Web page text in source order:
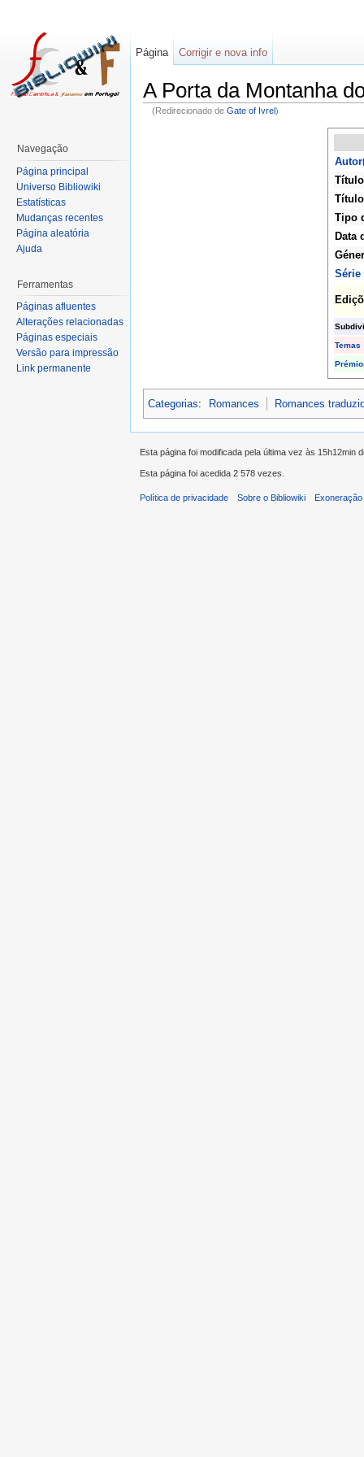
A Porta da Montanha
(Redirecionado de Gate of Ivrel)
Tipo
Data
Série
Temas
Categorias: Romances Romances
Página Corrigir e nova info
Navegação
Página principal
Universo Bibliowiki
Estatísticas
Mudanças recentes
Página aleatória
Ajuda
Ferramentas
Páginas afluentes
Alterações relacionadas
Páginas especiais
Versão para impressão
Link permanente
Esta página foi modificada pela última vez às 15h12min
Esta página foi acedida 2 578 vezes.
Política de privacidade Sobre o Bibliowiki